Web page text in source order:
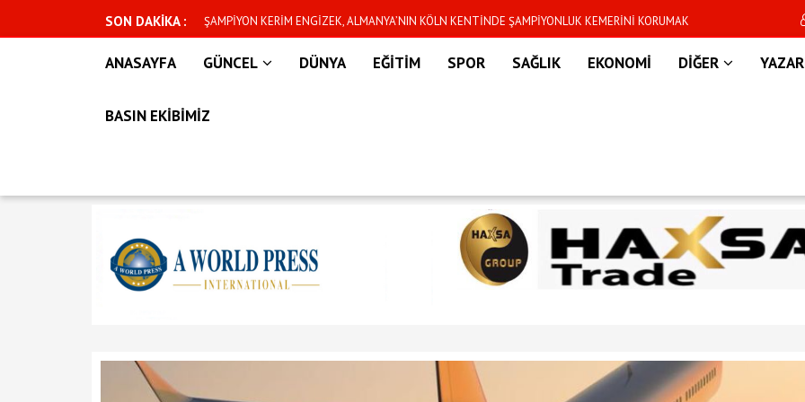
SON DAKİKA : ŞAMPİYON KERİM ENGİZEK, ALMANYA’NIN KÖLN KENTİNDE ŞAMPİYONLUK KEMERİNİ KORUMAK
İÇİN CUMARTESİ GÜNÜ KAFESE ÇIKIYOR
Dünya Kupası
ANASAYFA GÜNCEL DÜNYA EĞİTİM SPOR SAĞLIK EKONOMİ DİĞER
BASIN EKİBİMİZ